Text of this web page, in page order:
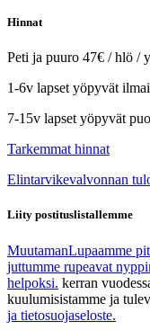
Hinnat
Peti ja puuro 47€ / hlö /
1-6v lapset yöpyvät
7-15v lapset yöpyvät
Tarkemmat hinnat
Elintarvikevalvonnan
Liity postituslistallemme
MuutamanLupaamme
juttumme rupeavat
helpoksi. kerran
kuulumisistamme ja
ja tietosuojaseloste.